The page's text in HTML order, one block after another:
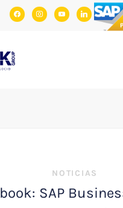
facebookinstagram
youtubelinkedin
NOTICIAS
SAP